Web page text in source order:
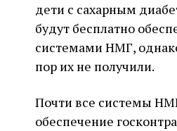
дети с сахарным
будут бесплатно
системами НМГ,
пор их не получили.
Почти все системы
обеспечение